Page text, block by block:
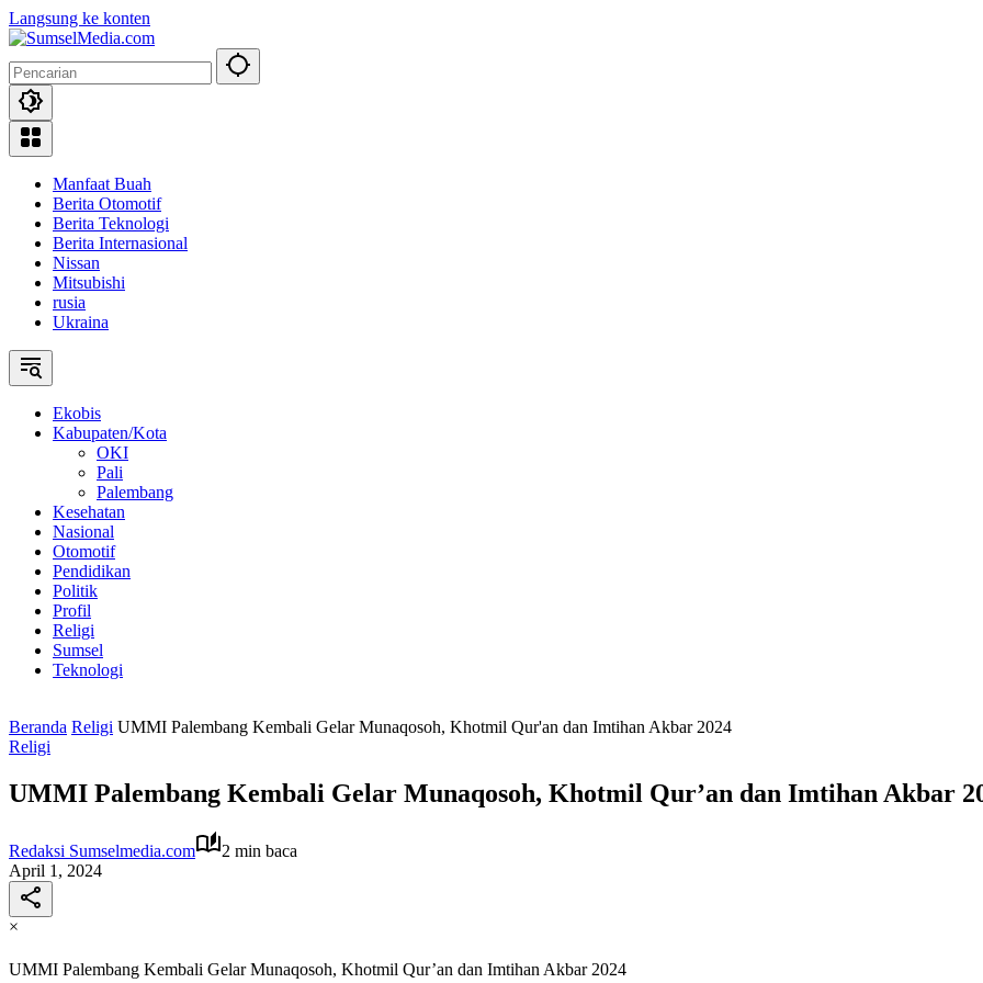
Langsung ke konten
Manfaat Buah
Berita Otomotif
Berita Teknologi
Berita Internasional
Nissan
Mitsubishi
rusia
Ukraina
Ekobis
Kabupaten/Kota
OKI
Pali
Palembang
Kesehatan
Nasional
Otomotif
Pendidikan
Politik
Profil
Religi
Sumsel
Teknologi
Beranda Religi UMMI Palembang Kembali Gelar Munaqosoh, Khotmil Qur'an dan Imtihan Akbar 2024
Religi
UMMI Palembang Kembali Gelar Munaqosoh, Khotmil Qur’an dan Imtihan Akbar
Redaksi Sumselmedia.com
2 min baca
April 1, 2024
×
UMMI Palembang Kembali Gelar Munaqosoh, Khotmil Qur’an dan Imtihan Akbar 2024